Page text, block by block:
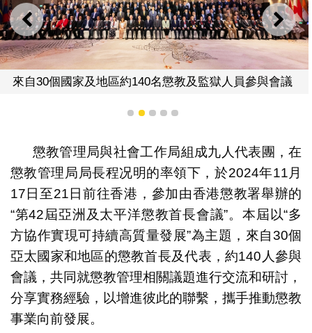
上一則 下一
來自30個國家及地區約140名懲教及監獄人員參與會議
1 2 3 4 5
懲教管理局與社會工作局組成九人代表團，在
懲教管理局局長程况明的率領下，於2024年11月
17日至21日前往香港，參加由香港懲教署舉辦的
“第42屆亞洲及太平洋懲教首長會議”。本屆以“多
方協作實現可持續高質量發展”為主題，來自30個
亞太國家和地區的懲教首長及代表，約140人參與
會議，共同就懲教管理相關議題進行交流和研討，
分享實務經驗，以增進彼此的聯繫，攜手推動懲教
事業向前發展。